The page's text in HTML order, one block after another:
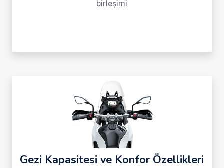
birleşimi
Gezi Kapasitesi ve Konfor Özellikleri